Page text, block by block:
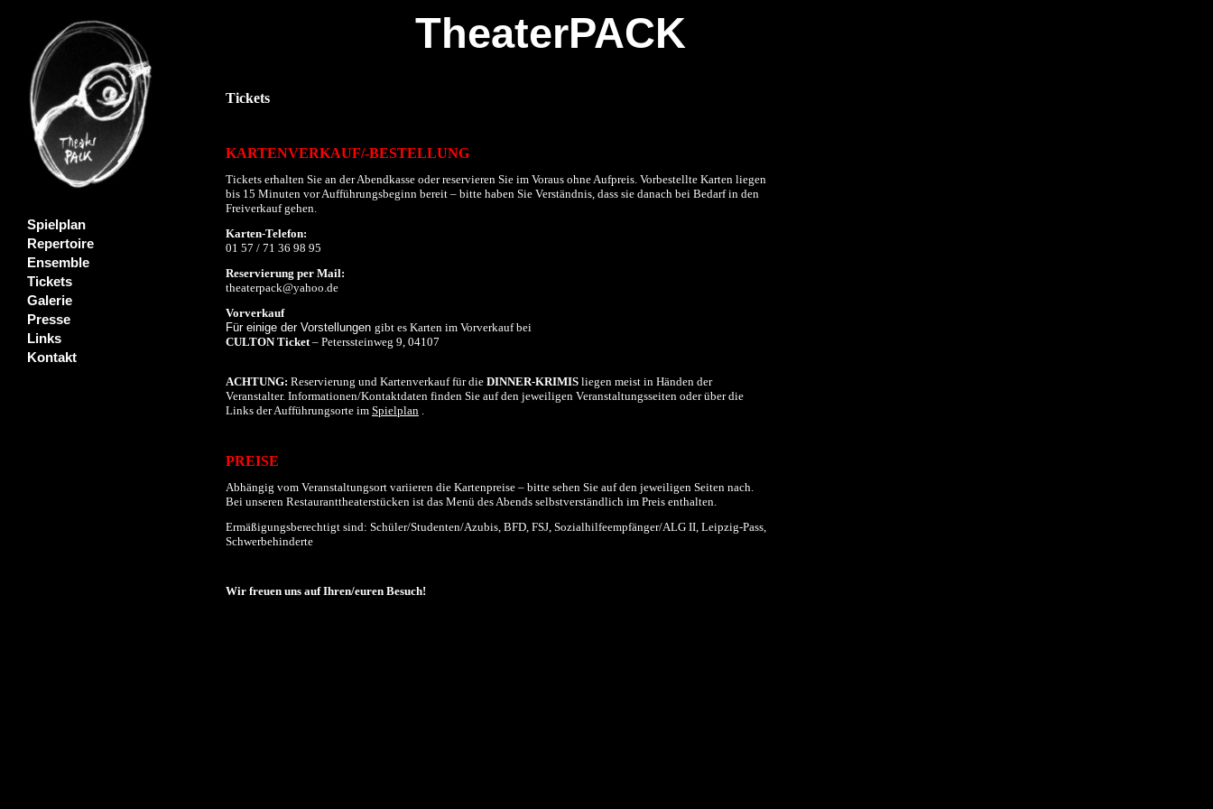
Spielplan
Repertoire
Ensemble
Tickets
Galerie
Presse
Links
Kontakt
TheaterPACK
Tickets
KARTENVERKAUF/-BESTELLUNG
Tickets erhalten Sie an der Abendkasse oder reservieren Sie im Voraus ohne Aufpreis. Vorbestellte Karten liegen
bis 15 Minuten vor Aufführungsbeginn bereit – bitte haben Sie Verständnis, dass sie danach bei Bedarf in den
Freiverkauf gehen.
Karten-Telefon:
01 57 / 71 36 98 95
Reservierung per Mail:
theaterpack@yahoo.de
Vorverkauf
Für einige der Vorstellungen gibt es Karten im Vorverkaufbei
CULTON Ticket– Peterssteinweg 9, 04107
ACHTUNG: Reservierung und Kartenverkauf für die DINNER-KRIMIS liegen meist in Händen der
Veranstalter. Informationen/Kontaktdaten finden Sie auf den jeweiligen Veranstaltungsseiten oder über die
Links derAufführungsorte im Spielplan .
PREISE
Abhängig vom Veranstaltungsort variieren die Kartenpreise – bitte sehen Sie auf den jeweiligen Seiten nach.
Bei unseren Restauranttheaterstücken ist das Menü des Abends selbstverständlich im Preis enthalten.
Ermäßigungsberechtigt sind: Schüler/Studenten/Azubis, BFD, FSJ, Sozialhilfeempfänger/ALG II, Leipzig-Pass,
Schwerbehinderte
Wir freuen uns auf Ihren/euren Besuch!